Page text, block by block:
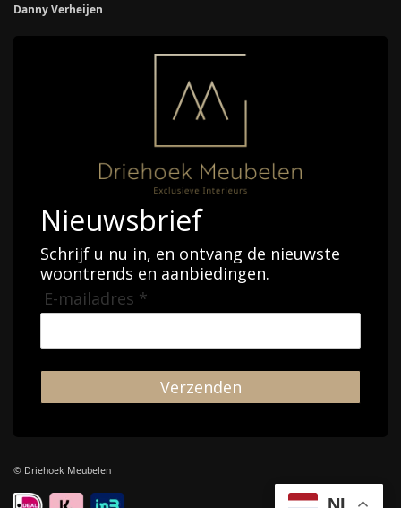
Danny Verheijen
Nieuwsbrief
Schrijf u nu in, en ontvang de nieuwste
woontrends en aanbiedingen.
E-mailadres *
Verzenden
© Driehoek Meubelen